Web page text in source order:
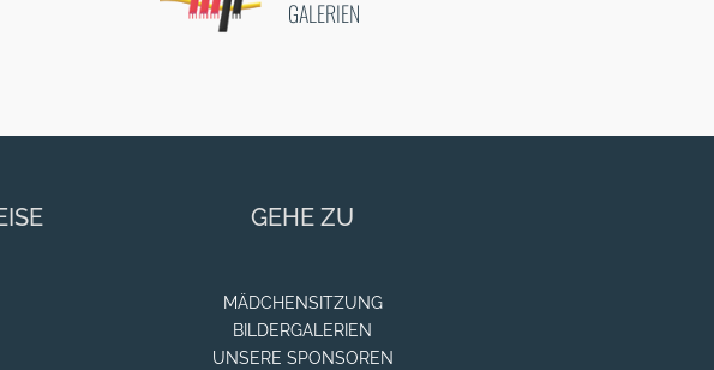
GALERIEN
GEHE ZU
MÄDCHENSITZUNG
BILDERGALERIEN
UNSERE SPONSOREN